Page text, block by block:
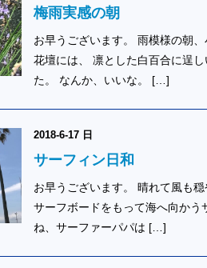
梅雨実感の朝
お早うございます。 雨模様の朝
花壇には、 凛とした白百合に逞
た。 なんか、いいな。 […]
2018-6-17 日
サーフィン日和
お早うございます。 晴れて風も
サーフボードをもって海へ向かう
ね、サーファーパパは […]